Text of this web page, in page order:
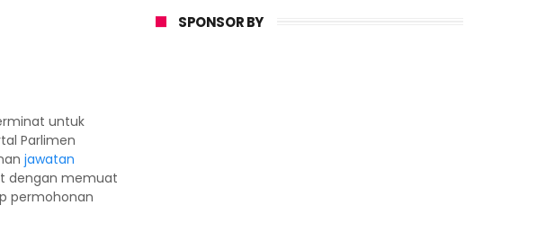
untuk
Parlimen
jawatan
dengan memuat
permohonan
SPONSOR BY